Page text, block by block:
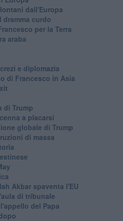
dall'Europa
curdo
per la Terra
araba
e diplomazia
di Francesco in Asia
di Trump
a placarsi
globale di Trump
di massa
Akbar spaventa l'EU
di tribunale
del Papa